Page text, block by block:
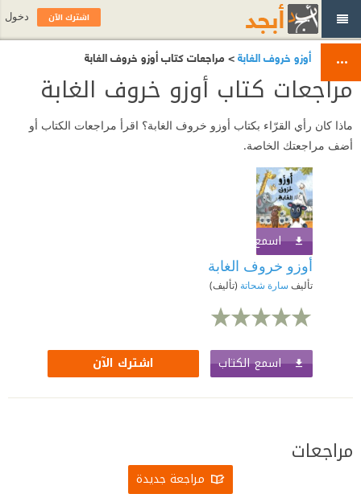
أوزو خروف الغابة> مراجعات كتاب أوزو خروف الغابة
مراجعات كتاب أوزو خروف الغابة
ماذا كان رأي القرّاء بكتاب أوزو خروف الغابة؟ اقرأ مراجعات الكتاب أو
أضف مراجعتك الخاصة.
اسمع الكتاب
أوزو خروف الغابة
تأليف سارة شحاتة (تأليف)
اسمع الكتاب اشترك الآن
مراجعات
مراجعة جديدة
اشترك الآن دخول